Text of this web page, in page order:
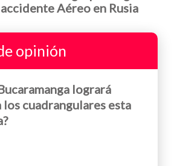
Aéreo en Rusia
opinión
logrará
los cuadrangulares esta